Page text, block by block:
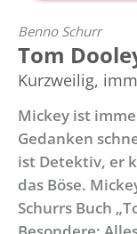
Benno Schurr
Tom
Kurzweilig,
Mickey ist
Gedanken
ist Detektiv, er
das Böse.
Schurrs Buch